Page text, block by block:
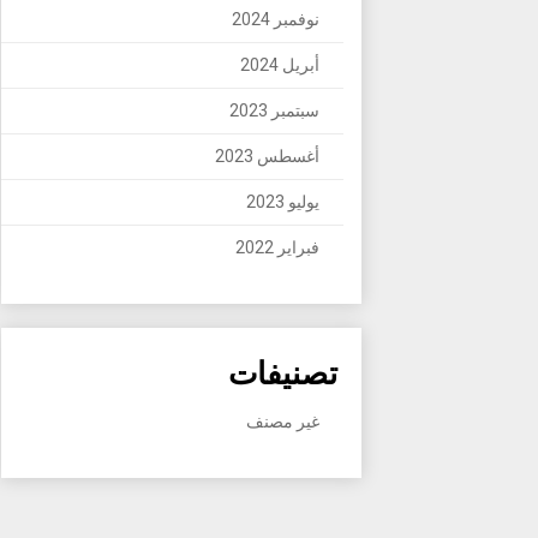
نوفمبر 2024
أبريل 2024
سبتمبر 2023
أغسطس 2023
يوليو 2023
فبراير 2022
تصنيفات
غير مصنف